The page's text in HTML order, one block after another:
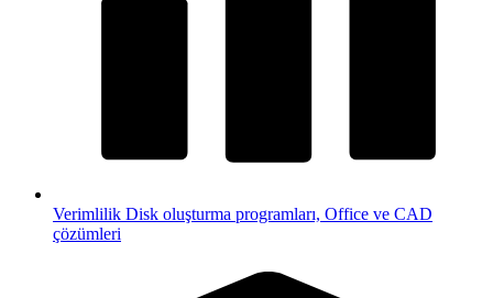
Verimlilik Disk oluşturma programları, Office ve CAD
çözümleri